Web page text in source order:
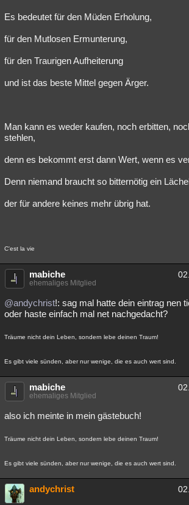
Es bedeutet für den Müden Erholung,
für den Mutlosen Ermunterung,
für den Traurigen Aufheiterung
und ist das beste Mittel gegen Ärger.
Man kann es weder kaufen, noch erbitten,
stehlen,
denn es bekommt erst dann Wert, wenn es
Denn niemand braucht so bitternötig ein
der für andere keines mehr übrig hat.
C'est la vie
mabiche
ehemaliges Mitglied
@andychrist!: sag mal hatte dein eintrag nen
oder haste einfach mal net nachgedacht?
Träume nicht dein Leben, sondern lebe deinen Traum!
Es gibt viele sünden, aber nur wenige, die es auch wert sind.
mabiche
ehemaliges Mitglied
also ich meinte in mein gästebuch!
Träume nicht dein Leben, sondern lebe deinen Traum!
Es gibt viele sünden, aber nur wenige, die es auch wert sind.
andychrist